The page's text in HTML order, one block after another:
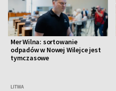
Mer Wilna: sortowanie
odpadów w Nowej Wilejce jest
tymczasowe
LITWA